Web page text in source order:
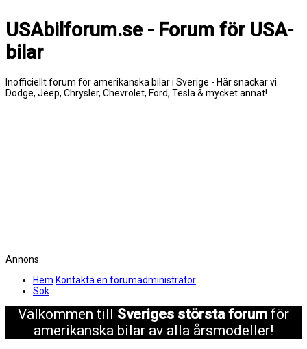
USAbilforum.se - Forum för USA-
bilar
Inofficiellt forum för amerikanska bilar i Sverige - Här snackar vi
Dodge, Jeep, Chrysler, Chevrolet, Ford, Tesla & mycket annat!
Annons
Hem Kontakta en forumadministratör
Sök
Välkommen till Sveriges största forum för
amerikanska bilar av alla årsmodeller!